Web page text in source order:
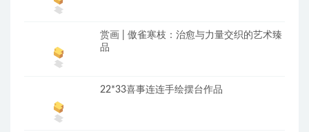
赏画 | 傲雀寒枝：治愈与力量交织的艺术臻
品
22*33喜事连连手绘摆台作品